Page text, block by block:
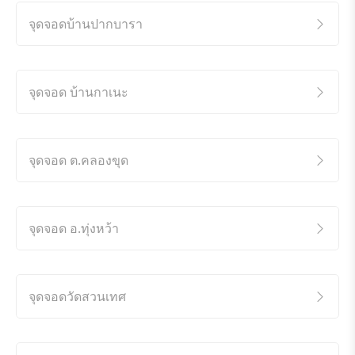
จุดจอดบ้านปากบารา
จุดจอด บ้านกาเนะ
จุดจอด ต.คลองขุด
จุดจอด อ.ทุ่งหว้า
จุดจอดวัดสวนเทศ